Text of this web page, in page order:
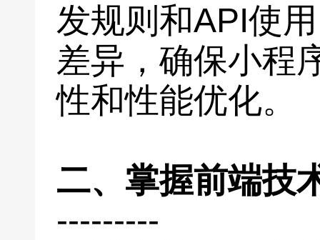
发规则和API使
差异，确保小程
性和性能优化。
二、掌握前端技
---------